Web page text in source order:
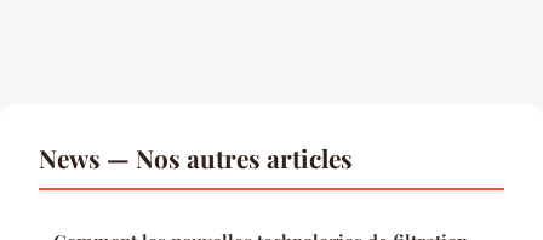
News — Nos autres articles